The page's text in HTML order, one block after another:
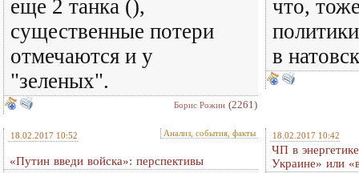
еще 2 танка (),
существенные потери
отмечаются и у
"зеленых".
Борис Рожин (2261)
что,
в
18.02.2017 10:52 Анализ, события, факты
«Путин введи войска»: перспективы
18.02.2017 10:42
ЧП в
Украине» или